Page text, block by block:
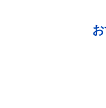
フィッ